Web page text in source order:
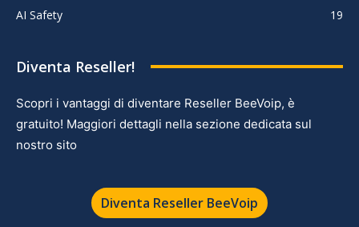
AI Safety
19
Diventa Reseller!
Scopri i vantaggi di diventare Reseller BeeVoip, è
gratuito! Maggiori dettagli nella sezione dedicata sul
nostro sito
Diventa Reseller BeeVoip